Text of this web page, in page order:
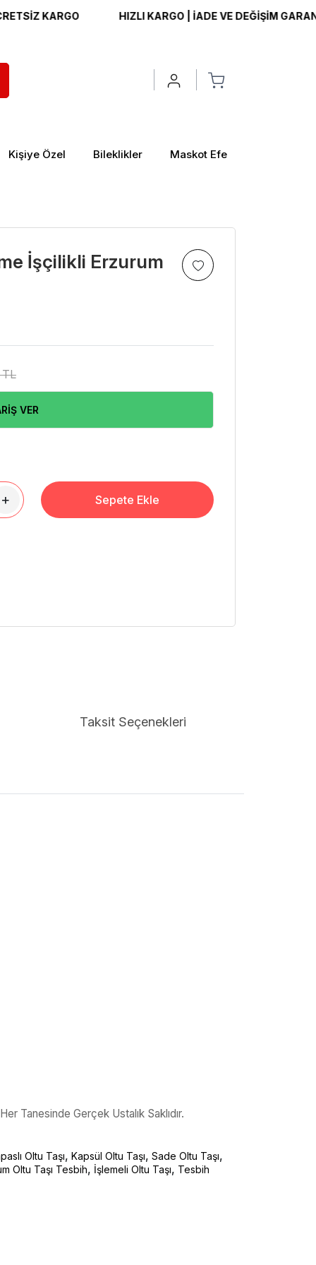
HIZLI KARGO | İADE VE DEĞİŞİM GARANTİSİ |
Kişiye Özel Bileklikler Maskot Efe
İşçilikli Erzurum
TL
VER
+ Sepete Ekle
Taksit Seçenekleri
Tanesinde Gerçek Ustalık Saklıdır.
Oltu Taşı, Kapsül Oltu Taşı, Sade Oltu Taşı,
Oltu Taşı Tesbih, İşlemeli Oltu Taşı, Tesbih